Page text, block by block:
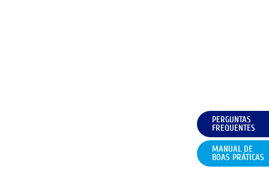
PERGUNTAS
FREQUENTES
MANUAL DE
BOAS PRÁTICAS